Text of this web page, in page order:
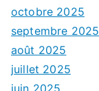
octobre 2025
septembre 2025
août 2025
juillet 2025
juin 2025